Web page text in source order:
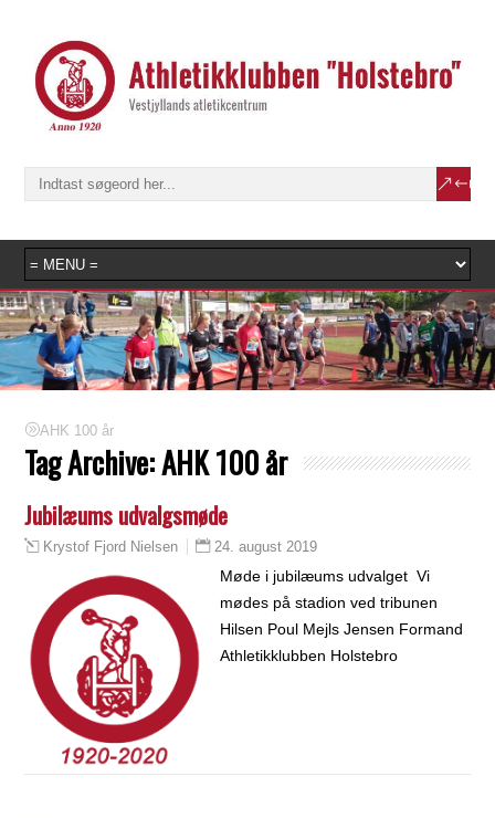
AHK 100 år
Tag Archive:AHK 100 år
Jubilæums udvalgsmøde
Krystof Fjord Nielsen 24. august 2019
Møde i jubilæums udvalget Vi
mødes på stadion ved tribunen
Hilsen Poul Mejls Jensen Formand
Athletikklubben Holstebro